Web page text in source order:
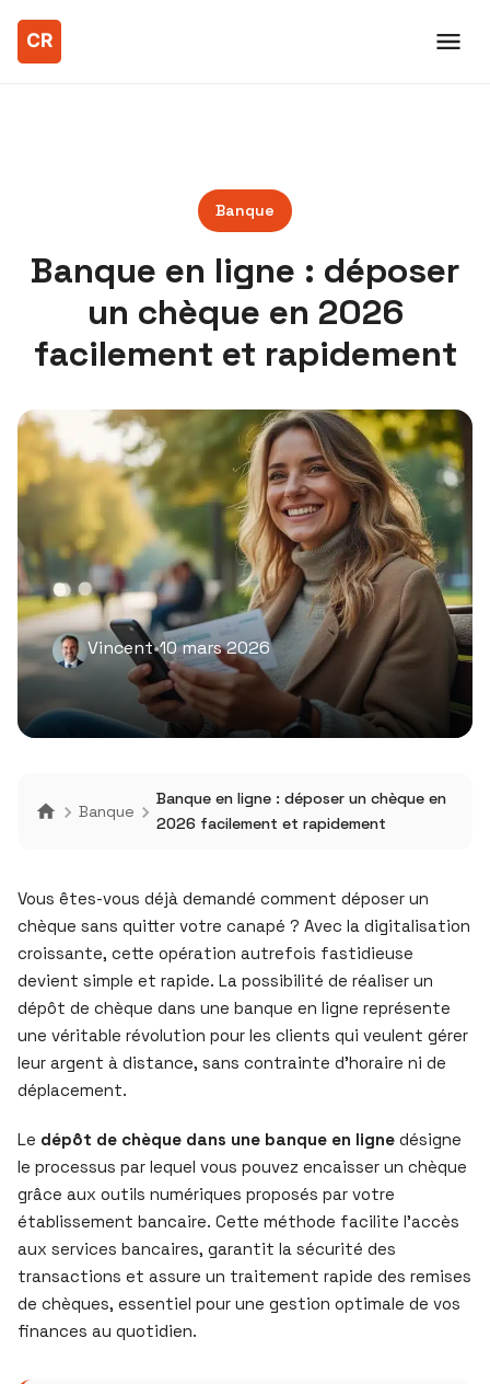
Banque
Banque en ligne : déposer
un chèque en 2026
facilement et rapidement
Vincent•10 mars 2026
Banque
Banque en ligne : déposer un chèque en
2026 facilement et rapidement
Vous êtes-vous déjà demandé comment déposer un
chèque sans quitter votre canapé ? Avec la digitalisation
croissante, cette opération autrefois fastidieuse
devient simple et rapide. La possibilité de réaliser un
dépôt de chèque dans une banque en ligne représente
une véritable révolution pour les clients qui veulent gérer
leur argent à distance, sans contrainte d’horaire ni de
déplacement.
Le dépôt de chèque dans une banque en ligne désigne
le processus par lequel vous pouvez encaisser un chèque
grâce aux outils numériques proposés par votre
établissement bancaire. Cette méthode facilite l’accès
aux services bancaires, garantit la sécurité des
transactions et assure un traitement rapide des remises
de chèques, essentiel pour une gestion optimale de vos
finances au quotidien.